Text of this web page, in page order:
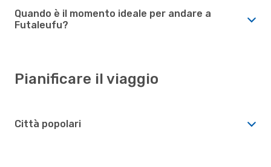
Quando è il momento ideale per andare a
Futaleufu?
Pianificare il viaggio
Città popolari